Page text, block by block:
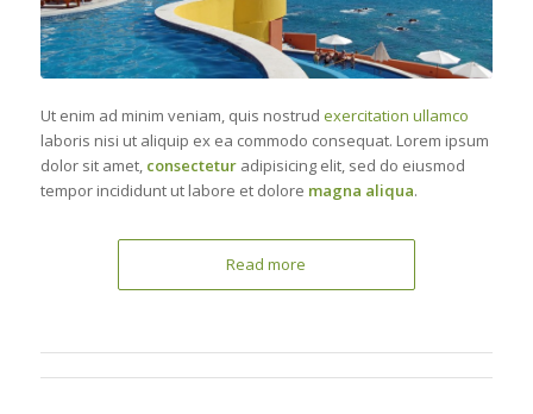
Ut enim ad minim veniam, quis nostrud exercitation ullamco
laboris nisi ut aliquip ex ea commodo consequat. Lorem ipsum
dolor sit amet, consecteturadipisicing elit, sed do eiusmod
tempor incididunt ut labore et dolore magna aliqua.
Read more